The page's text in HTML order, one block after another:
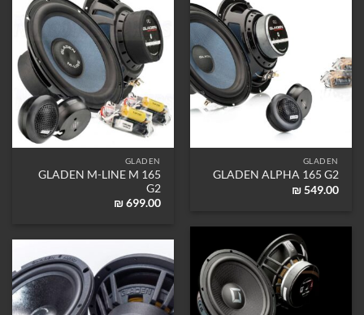
GLADEN
GLADEN ALPHA 165 G2
₪549.00
GLADEN
GLADEN M-LINE M 165
G2
₪699.00